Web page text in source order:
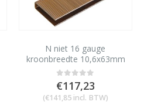
N niet 16 gauge
kroonbreedte 10,6x63mm
6500 stuks
0out of 5
€117,23
(€141,85 incl. BTW)